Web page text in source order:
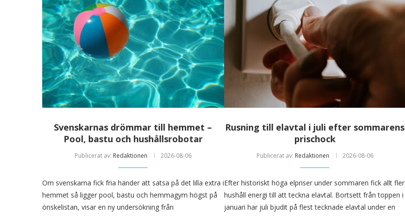
Svenskarnas drömmar till hemmet –
Pool, bastu och hushållsrobotar
Publicerat av: Redaktionen 2026-08-06
Om svenskarna fick fria händer att satsa på det lilla extra i
hemmet så ligger pool, bastu och hemmagym högst på
önskelistan, visar en ny undersökning från
Rusning till elavtal i juli efter sommarens
prischock
Publicerat av: Redaktionen 2026-08-06
Efter historiskt höga elpriser under sommaren fick allt fler
hushåll energi till att teckna elavtal. Bortsett från toppen i
januari har juli bjudit på flest tecknade elavtal under en